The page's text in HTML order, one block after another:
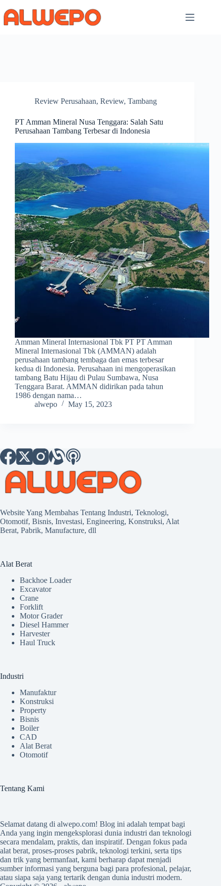
to
content
Review Perusahaan, Review, Tambang
PT Amman Mineral Nusa Tenggara: Salah Satu
Perusahaan Tambang Terbesar di Indonesia
Amman Mineral Internasional Tbk PT PT Amman
Mineral Internasional Tbk (AMMAN) adalah
perusahaan tambang tembaga dan emas terbesar
kedua di Indonesia. Perusahaan ini mengoperasikan
tambang Batu Hijau di Pulau Sumbawa, Nusa
Tenggara Barat. AMMAN didirikan pada tahun
1986 dengan nama…
alwepo
May 15, 2023
Website Yang Membahas Tentang Industri, Teknologi,
Otomotif, Bisnis, Investasi, Engineering, Konstruksi, Alat
Berat, Pabrik, Manufacture, dll
Alat Berat
Backhoe Loader
Excavator
Crane
Forklift
Motor Grader
Diesel Hammer
Harvester
Haul Truck
Industri
Manufaktur
Konstruksi
Property
Bisnis
Boiler
CAD
Alat Berat
Otomotif
Tentang Kami
Selamat datang di alwepo.com! Blog ini adalah tempat bagi
Anda yang ingin mengeksplorasi dunia industri dan teknologi
secara mendalam, praktis, dan inspiratif. Dengan fokus pada
alat berat, proses-proses pabrik, teknologi terkini, serta tips
dan trik yang bermanfaat, kami berharap dapat menjadi
sumber informasi yang berguna bagi para profesional, pelajar,
atau siapa saja yang tertarik dengan dunia industri modern.